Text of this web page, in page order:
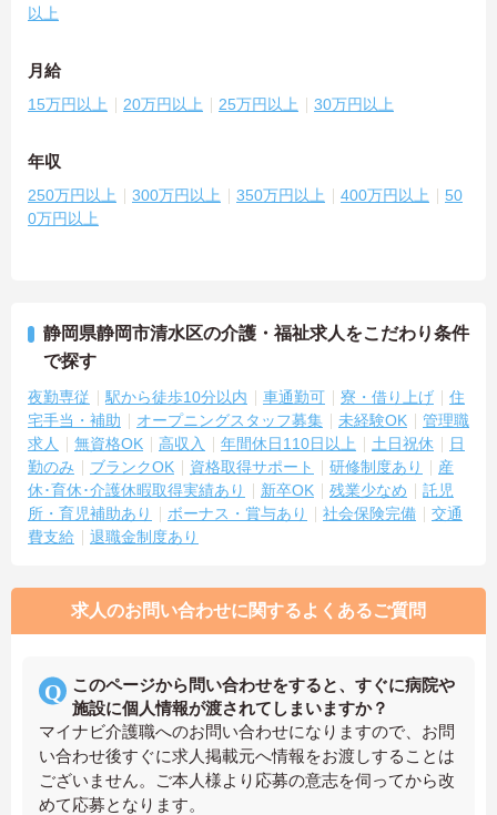
以上
月給
15万円以上 20万円以上 25万円以上 30万円以上
年収
250万円以上 300万円以上 350万円以上 400万円以上
50
0万円以上
静岡県静岡市清水区の介護・福祉求人をこだわり条件
で探す
夜勤専従 駅から徒歩10分以内 車通勤可 寮・借り上げ
住
宅手当・補助
オープニングスタッフ募集 未経験OK
管理職
求人
無資格OK 高収入 年間休日110日以上 土日祝休
日
勤のみ
ブランクOK 資格取得サポート 研修制度あり
産
休･育休･介護休暇取得実績あり
新卒OK 残業少なめ
託児
所・育児補助あり
ボーナス・賞与あり 社会保険完備
交通
費支給
退職金制度あり
求人のお問い合わせに関するよくあるご質問
このページから問い合わせをすると、すぐに病院や
施設に個人情報が渡されてしまいますか？
マイナビ介護職へのお問い合わせになりますので、お問
い合わせ後すぐに求人掲載元へ情報をお渡しすることは
ございません。ご本人様より応募の意志を伺ってから改
めて応募となります。